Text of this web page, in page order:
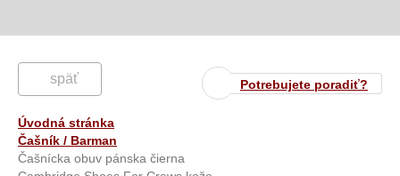
Potrebujete poradiť?
späť
Úvodná stránka
Čašník / Barman
Čašnícka obuv pánska čierna